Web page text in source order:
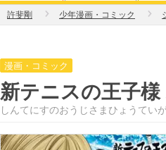
許斐剛 少年漫画・コミック
漫画・コミック
新テニスの王子様
しんてにすのおうじさまひょうてい